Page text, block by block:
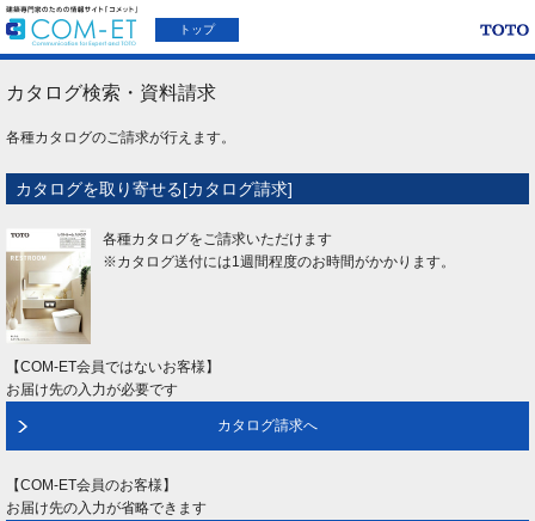
トップ
カタログ検索・資料請求
各種カタログのご請求が行えます。
カタログを取り寄せる[カタログ請求]
各種カタログをご請求いただけます
※カタログ送付には1週間程度のお時間がかかります。
【COM-ET会員ではないお客様】
お届け先の入力が必要です
カタログ請求へ
【COM-ET会員のお客様】
お届け先の入力が省略できます